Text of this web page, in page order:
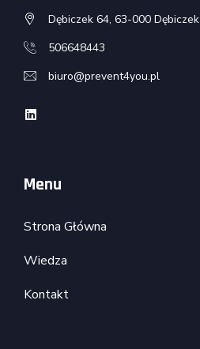
Dębiczek 64, 63-000 Dębiczek
506648443
biuro@prevent4you.pl
Menu
Strona Główna
Wiedza
Kontakt